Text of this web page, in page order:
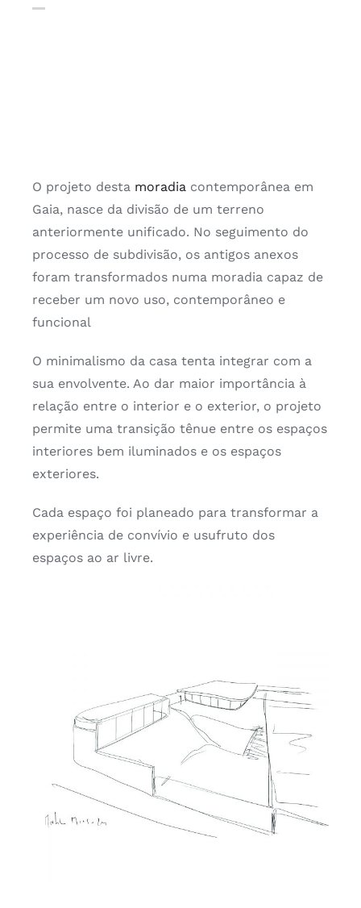
O projeto desta moradia contemporânea em
Gaia, nasce da divisão de um terreno
anteriormente unificado. No seguimento do
processo de subdivisão, os antigos anexos
foram transformados numa moradia capaz de
receber um novo uso, contemporâneo e
funcional
O minimalismo da casa tenta integrar com a
sua envolvente. Ao dar maior importância à
relação entre o interior e o exterior, o projeto
permite uma transição tênue entre os espaços
interiores bem iluminados e os espaços
exteriores.
Cada espaço foi planeado para transformar a
experiência de convívio e usufruto dos
espaços ao ar livre.